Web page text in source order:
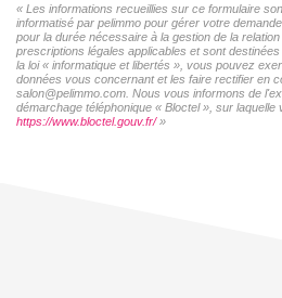
« Les informations recueillies sur ce formulaire
informatisé par pelimmo pour gérer votre
pour la durée nécessaire à la gestion de la
prescriptions légales applicables et sont
la loi « informatique et libertés », vous pouvez
données vous concernant et les faire rectifier en
salon@pelimmo.com. Nous vous informons de
démarchage téléphonique « Bloctel », sur
https://www.bloctel.gouv.fr/»